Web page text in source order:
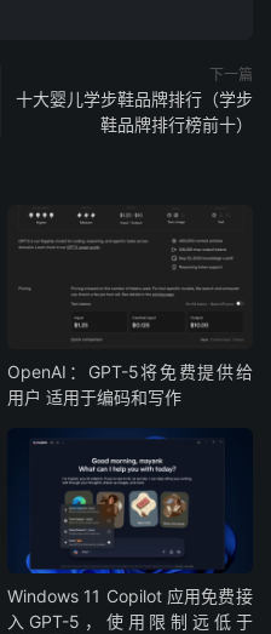
下一篇
十大婴儿学步鞋品牌排行（学步
鞋品牌排行榜前十）
OpenAI：GPT-5将免费提供给
用户 适用于编码和写作
Windows 11 Copilot 应用免费接
入GPT-5，使用限制远低于